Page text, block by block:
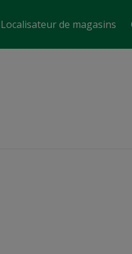
Localisateur de magasins